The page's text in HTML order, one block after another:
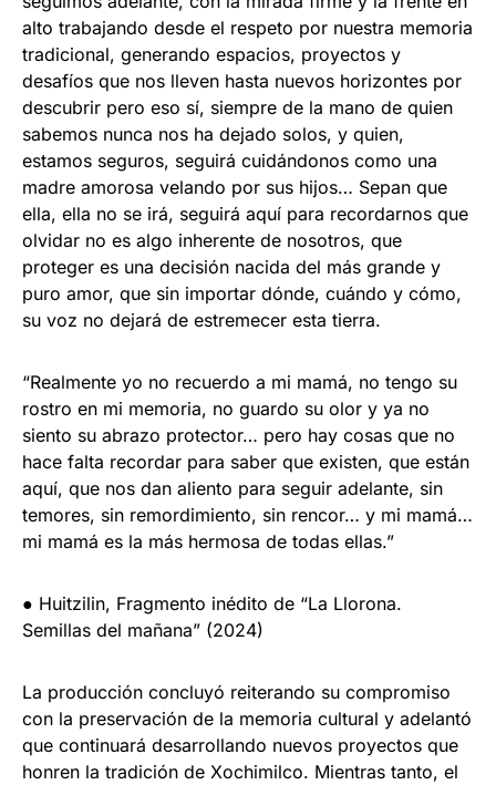
alto trabajando desde el respeto por nuestra memoria
tradicional, generando espacios, proyectos y
desafíos que nos lleven hasta nuevos horizontes por
descubrir pero eso sí, siempre de la mano de quien
sabemos nunca nos ha dejado solos, y quien,
estamos seguros, seguirá cuidándonos como una
madre amorosa velando por sus hijos… Sepan que
ella, ella no se irá, seguirá aquí para recordarnos que
olvidar no es algo inherente de nosotros, que
proteger es una decisión nacida del más grande y
puro amor, que sin importar dónde, cuándo y cómo,
su voz no dejará de estremecer esta tierra.
“Realmente yo no recuerdo a mi mamá, no tengo su
rostro en mi memoria, no guardo su olor y ya no
siento su abrazo protector… pero hay cosas que no
hace falta recordar para saber que existen, que están
aquí, que nos dan aliento para seguir adelante, sin
temores, sin remordimiento, sin rencor… y mi mamá…
mi mamá es la más hermosa de todas ellas.”
● Huitzilin, Fragmento inédito de “La Llorona.
Semillas del mañana” (2024)
La producción concluyó reiterando su compromiso
con la preservación de la memoria cultural y adelantó
que continuará desarrollando nuevos proyectos que
honren la tradición de Xochimilco. Mientras tanto, el